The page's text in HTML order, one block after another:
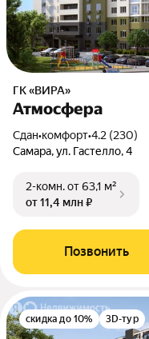
ГК «ВИРА»
Атмосфера
Сдан•комфорт•4.2 (230)
Самара, ул. Гастелло, 4
2-комн.от 63,1 м²
от 11,4 млн ₽
Позвонить
скидка до 10% 3D-тур